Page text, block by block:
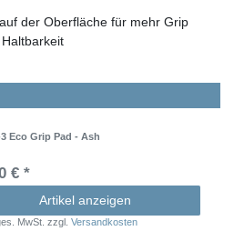
der Oberfläche für mehr Grip
3 Eco Grip Pad - Ash
€ *
Artikel anzeigen
MwSt. zzgl.Versandkosten